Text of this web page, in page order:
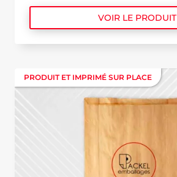
VOIR LE PRODUIT
PRODUIT ET IMPRIMÉ SUR PLACE
PRODUIT ET IMPRIMÉ SUR PLACE